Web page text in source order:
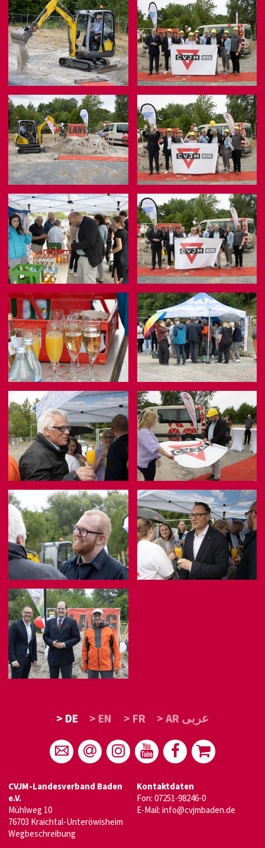
> DE > EN > FR > AR عربى
CVJM-Landesverband Baden
e.V.
Mühlweg 10
76703 Kraichtal-Unteröwisheim
Wegbeschreibung
Kontaktdaten
Fon: 07251-98246-0
E-Mail:info@cvjmbaden.de